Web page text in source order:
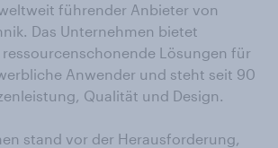
führender Anbieter von
Das Unternehmen bietet
Lösungen für
Anwender und steht seit 90
Qualität und Design.
stand vor der Herausforderung,